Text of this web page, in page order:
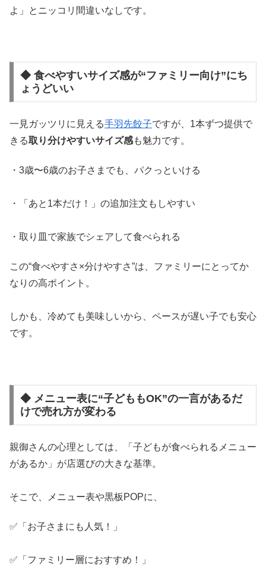
よ」とニッコリ間違いなしです。
◆ 食べやすいサイズ感が“ファミリー向け”にち
ょうどいい
一見ガッツリに見える手羽先餃子ですが、1本ずつ提供で
きる取り分けやすいサイズ感も魅力です。
・3歳〜6歳のお子さまでも、パクっといける
・「あと1本だけ！」の追加注文もしやすい
・取り皿で家族でシェアして食べられる
この“食べやすさ×分けやすさ”は、ファミリーにとってか
なりの高ポイント。
しかも、冷めても美味しいから、ペースが遅い子でも安心
です。
◆ メニュー表に“子どももOK”の一言があるだ
けで売れ方が変わる
親御さんの心理としては、「子どもが食べられるメニュー
があるか」が店選びの大きな基準。
そこで、メニュー表や黒板POPに、
✅「お子さまにも人気！」
✅「ファミリー層におすすめ！」